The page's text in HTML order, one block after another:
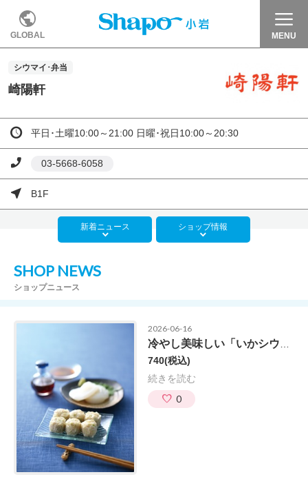
GLOBAL MENU
シウマイ･弁当
崎陽軒
平日･土曜10:00～21:00 日曜･祝日10:00～20:30
03-5668-6058
B1F
新着ニュース ショップ情報
SHOP NEWS
ショップニュース
2026-06-16
740(税込)
続きを読む
0